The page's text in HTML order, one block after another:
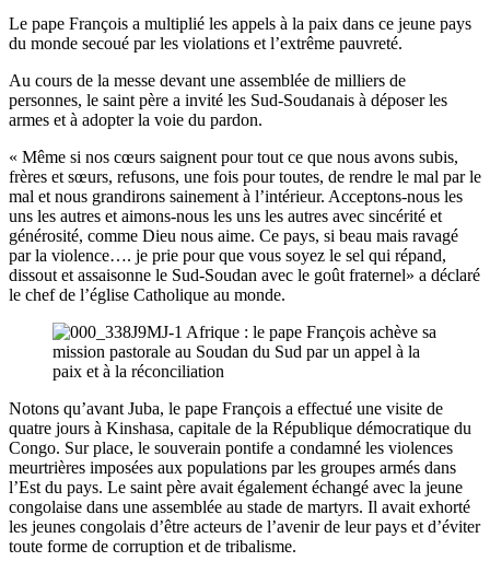
Le pape François a multiplié les appels à la paix dans ce jeune pays
du monde secoué par les violations et l’extrême pauvreté.
Au cours de la messe devant une assemblée de milliers de
personnes, le saint père a invité les Sud-Soudanais à déposer les
armes et à adopter la voie du pardon.
« Même si nos cœurs saignent pour tout ce que nous avons subis,
frères et sœurs, refusons, une fois pour toutes, de rendre le mal par le
mal et nous grandirons sainement à l’intérieur. Acceptons-nous les
uns les autres et aimons-nous les uns les autres avec sincérité et
générosité, comme Dieu nous aime. Ce pays, si beau mais ravagé
par la violence…. je prie pour que vous soyez le sel qui répand,
dissout et assaisonne le Sud-Soudan avec le goût fraternel» a déclaré
le chef de l’église Catholique au monde.
Notons qu’avant Juba, le pape François a effectué une visite de
quatre jours à Kinshasa, capitale de la République démocratique du
Congo. Sur place, le souverain pontife a condamné les violences
meurtrières imposées aux populations par les groupes armés dans
l’Est du pays. Le saint père avait également échangé avec la jeune
congolaise dans une assemblée au stade de martyrs. Il avait exhorté
les jeunes congolais d’être acteurs de l’avenir de leur pays et d’éviter
toute forme de corruption et de tribalisme.